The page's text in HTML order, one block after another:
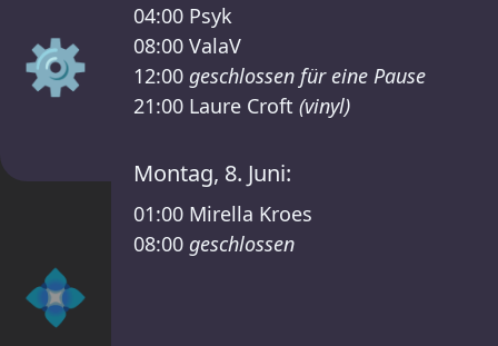
⚙️
💠
04:00 Psyk
08:00 ValaV
12:00 geschlossen für eine Pause
21:00 Laure Croft (vinyl)
Montag, 8. Juni:
01:00 Mirella Kroes
08:00 geschlossen